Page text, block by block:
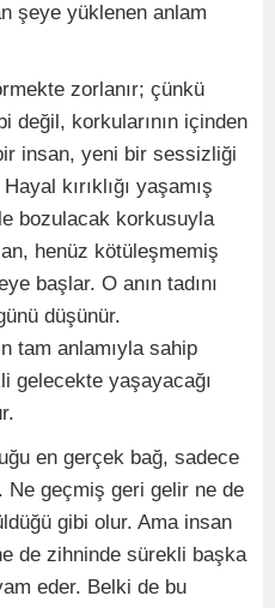
şeye yüklenen anlam
zorlanır; çünkü
değil, korkularının içinden
insan, yeni bir sessizliği
kırıklığı yaşamış
bozulacak korkusuyla
henüz kötüleşmemiş
başlar. O anın tadını
düşünür.
tam anlamıyla sahip
gelecekte yaşayacağı
en gerçek bağ, sadece
Ne geçmiş geri gelir ne de
gibi olur. Ama insan
de zihninde sürekli başka
eder. Belki de bu